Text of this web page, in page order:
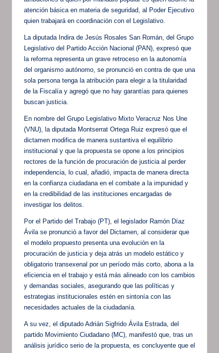
atención básica en materia de seguridad, al Poder Ejecutivo
quien trabajará en coordinación con el Legislativo.
La diputada Indira de Jesús Rosales San Román, del Grupo
Legislativo del Partido Acción Nacional (PAN), expresó que
la reforma representa un grave retroceso en la autonomía
del organismo autónomo, se pronunció en contra de que una
sola persona tenga la atribución para elegir a la titularidad
de la Fiscalía y agregó que no hay garantías para quienes
buscan justicia.
En nombre del Grupo Legislativo Mixto Veracruz Nos Une
(VNU), la diputada Montserrat Ortega Ruiz expresó que el
dictamen modifica de manera sustantiva el equilibrio
institucional y que la propuesta se opone a los principios
rectores de la función de procuración de justicia al perder
independencia, lo cual, añadió, impacta de manera directa
en la confianza ciudadana en el combate a la impunidad y
en la credibilidad de las instituciones encargadas de
investigar los delitos.
Por el Partido del Trabajo (PT), el legislador Ramón Díaz
Ávila se pronunció a favor del Dictamen, al considerar que
el modelo propuesto presenta una evolución en la
procuración de justicia y deja atrás un modelo estático y
obligatorio transexenal por un período más corto, abona a la
eficiencia en el trabajo y está más alineado con los cambios
y demandas sociales, asegurando que las políticas y
estrategias institucionales estén en sintonía con las
necesidades actuales de la ciudadanía.
A su vez, el diputado Adrián Sigfrido Ávila Estrada, del
partido Movimiento Ciudadano (MC), manifestó que, tras un
análisis jurídico serio de la propuesta, es concluyente que el